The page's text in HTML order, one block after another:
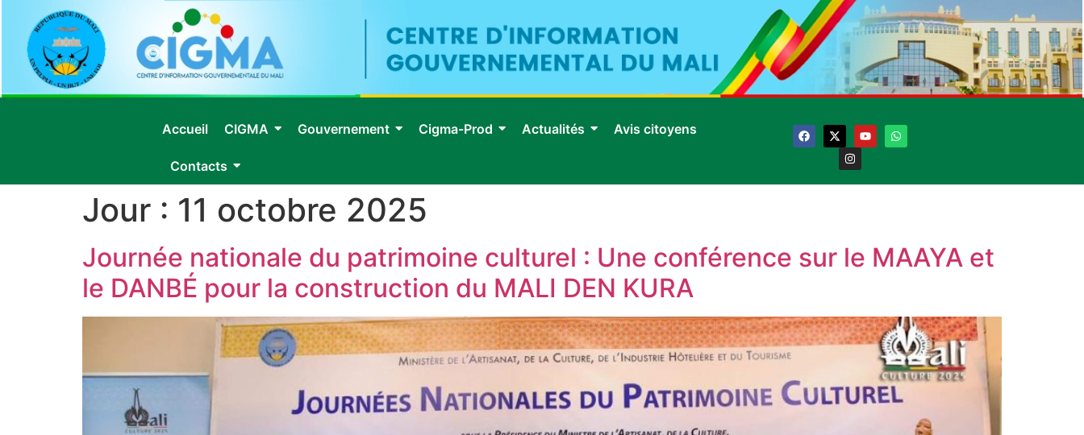
Accueil CIGMA Gouvernement Cigma-Prod Actualités Avis citoyens
Contacts
Jour : 11 octobre 2025
Journée nationale du patrimoine culturel : Une conférence sur le MAAYA et
le DANBÉ pour la construction du MALI DEN KURA